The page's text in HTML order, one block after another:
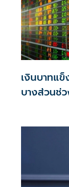
เงินบาทแ
บางส่วนช่